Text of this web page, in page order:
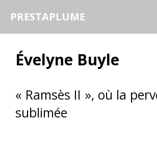
PRESTAPLUME
Évelyne Buyle
« Ramsès II », où la
sublimée